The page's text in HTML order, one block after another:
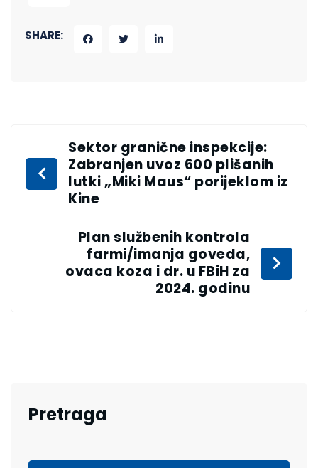
SHARE:
Sektor granične inspekcije:
Zabranjen uvoz 600 plišanih
lutki „Miki Maus“ porijeklom iz
Kine
Plan službenih kontrola
farmi/imanja goveda,
ovaca koza i dr. u FBiH za
2024. godinu
Pretraga